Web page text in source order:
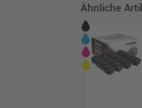
Ähnliche